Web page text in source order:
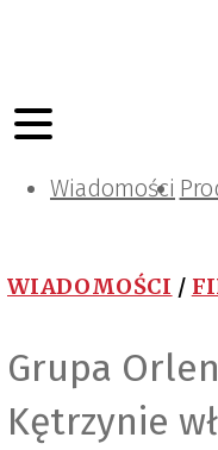
Wiadomości
Projektowanie i
Zarządzanie i IT
Tematy
WIADOMOŚCI /
Grupa
Kętrzynie